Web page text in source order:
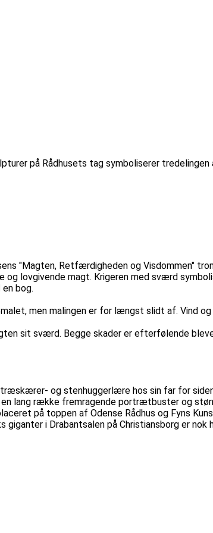
på Rådhusets tag symboliserer tredelingen
"Magten, Retfærdigheden og Visdommen"
lovgivende magt. Krigeren med sværd
bog.
men malingen er for længst slidt af. Vind
sit sværd. Begge skader er efterfølende
og stenhuggerlære hos sin far for
lang række fremragende portrætbuster og
på toppen af Odense Rådhus og Fyns
i Drabantsalen på Christiansborg er